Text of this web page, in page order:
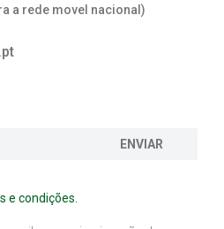
a rede movel nacional)
ENVIAR
e condições.